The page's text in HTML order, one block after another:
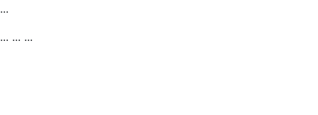
...
... ... ...